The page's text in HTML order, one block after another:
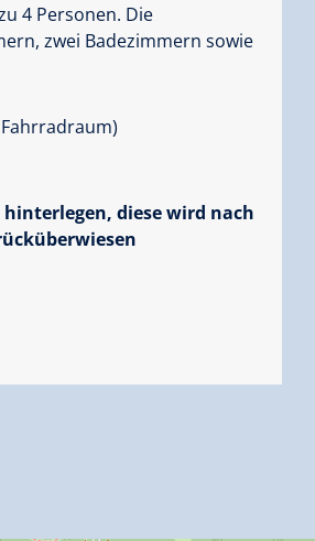
4 Personen. Die
zwei Badezimmern sowie
hinterlegen, diese wird nach